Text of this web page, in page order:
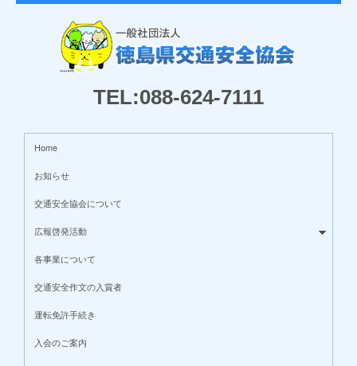
TEL:088-624-7111
Home
お知らせ
交通安全協会について
広報啓発活動
各事業について
交通安全作文の入賞者
運転免許手続き
入会のご案内